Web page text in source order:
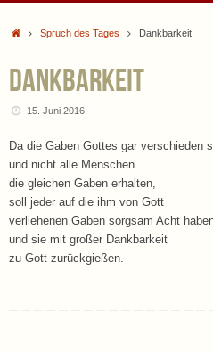
StartSpruch des Tages Dankbarkeit
Dankbarkeit
15. Juni 2016
Da die Gaben Gottes gar verschieden
und nicht alle Menschen
die gleichen Gaben erhalten,
soll jeder auf die ihm von Gott
verliehenen Gaben sorgsam Acht
und sie mit großer Dankbarkeit
zu Gott zurückgießen.